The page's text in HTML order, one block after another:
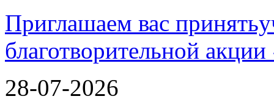
Приглашаем вас
благотворительной
28-07-2026